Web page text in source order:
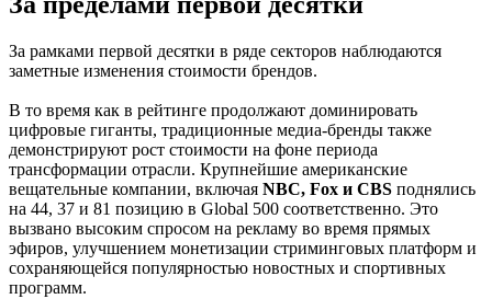
За рамками первой десятки в ряде секторов наблюдаются
заметные изменения стоимости брендов.
В то время как в рейтинге продолжают доминировать
цифровые гиганты, традиционные медиа-бренды также
демонстрируют рост стоимости на фоне периода
трансформации отрасли. Крупнейшие американские
вещательные компании, включая NBC, Fox и CBS поднялись
на 44, 37 и 81 позицию в Global 500 соответственно. Это
вызвано высоким спросом на рекламу во время прямых
эфиров, улучшением монетизации стриминговых платформ и
сохраняющейся популярностью новостных и спортивных
программ.